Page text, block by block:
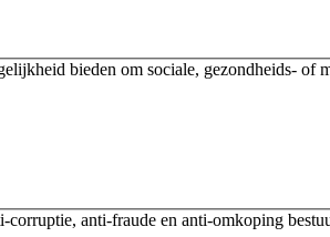
bieden om sociale, gezondheids- of
corruptie, anti-fraude en anti-omkoping